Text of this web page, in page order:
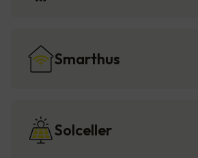
Smarthus
Solceller